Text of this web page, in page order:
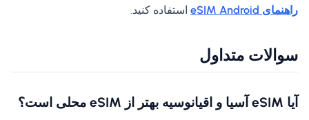
راهنمای eSIM Android استفاده کنید.
سوالات متداول
آیا eSIM آسیا و اقیانوسیه بهتر از eSIM محلی است؟